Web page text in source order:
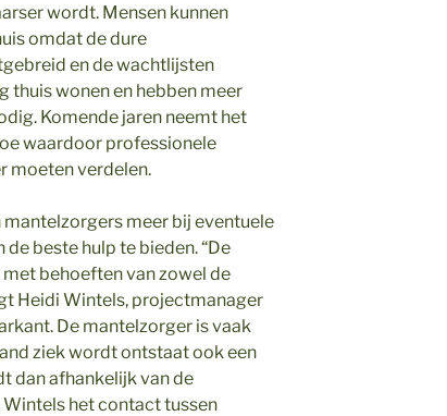
wordt. Mensen kunnen
omdat de dure
en de wachtlijsten
thuis wonen en hebben meer
Komende jaren neemt het
waardoor professionele
moeten verdelen.
meer bij eventuele
beste hulp te bieden. “De
behoeften van zowel de
Heidi Wintels, projectmanager
De mantelzorger is vaak
ziek wordt ontstaat ook een
dan afhankelijk van de
het contact tussen